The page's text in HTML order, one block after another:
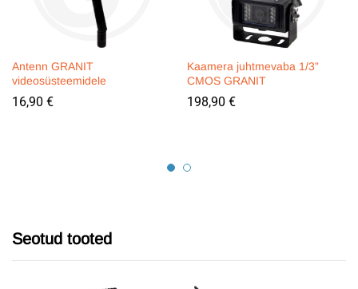
Antenn GRANIT
videosüsteemidele
16,90 €
Kaamera juhtmevaba 1/3”
CMOS GRANIT
198,90 €
Seotud tooted